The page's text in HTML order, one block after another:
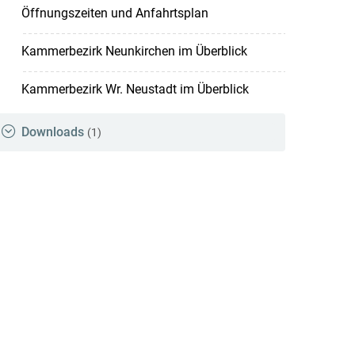
Öffnungszeiten und Anfahrtsplan
Kammerbezirk Neunkirchen im Überblick
Kammerbezirk Wr. Neustadt im Überblick
Downloads (1)